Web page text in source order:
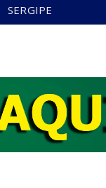
SERGIPE